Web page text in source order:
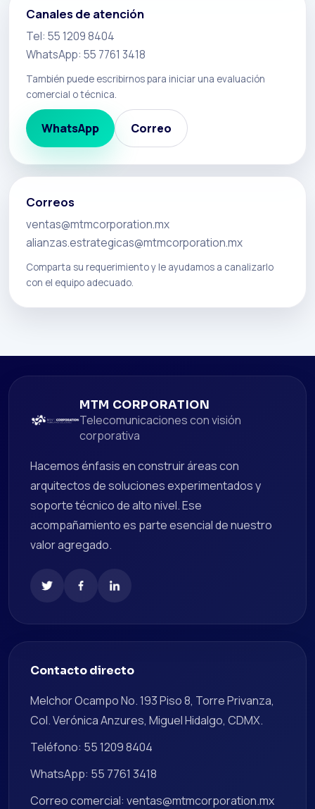
Canales de atención
Tel: 55 1209 8404
WhatsApp: 55 7761 3418
También puede escribirnos para iniciar una evaluación
comercial o técnica.
WhatsApp Correo
Correos
ventas@mtmcorporation.mx
alianzas.estrategicas@mtmcorporation.mx
Comparta su requerimiento y le ayudamos a canalizarlo
con el equipo adecuado.
MTM CORPORATION
Telecomunicaciones con visión
corporativa
Hacemos énfasis en construir áreas con
arquitectos de soluciones experimentados y
soporte técnico de alto nivel. Ese
acompañamiento es parte esencial de nuestro
valor agregado.
Contacto directo
Melchor Ocampo No. 193 Piso 8, Torre Privanza,
Col. Verónica Anzures, Miguel Hidalgo, CDMX.
Teléfono: 55 1209 8404
WhatsApp: 55 7761 3418
Correo comercial: ventas@mtmcorporation.mx